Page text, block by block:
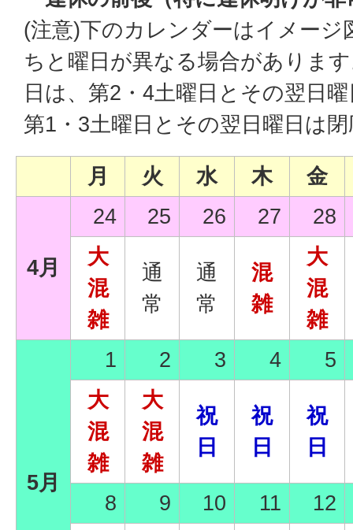
(注意)下のカレンダーはイメージ
ちと曜日が異なる場合がありま
日は、第2・4土曜日とその翌日
第1・3土曜日とその翌日曜日は
月 火 水 木 金
4月
24 25 26 27
28
大
混
雑
通
常
通
常
混
雑
大
混
雑
5月
1 2 3 4
5
大
混
雑
大
混
雑
祝
日
祝
日
祝
日
8 9 10 11
12